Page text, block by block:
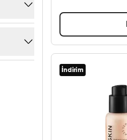
İndirim